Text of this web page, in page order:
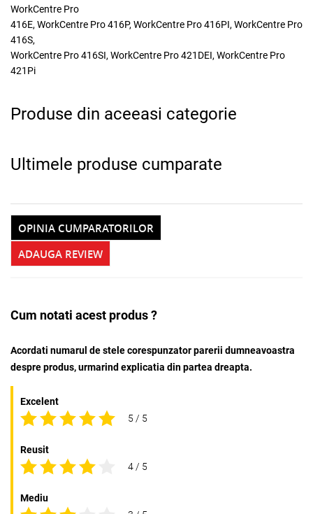
WorkCentre Pro
416E, WorkCentre Pro 416P, WorkCentre Pro 416PI, WorkCentre Pro
416S,
WorkCentre Pro 416SI, WorkCentre Pro 421DEI, WorkCentre Pro
421Pi
Produse din aceeasi categorie
Ultimele produse cumparate
ADAUGA REVIEW
OPINIA CUMPARATORILOR
Cum notati acest produs ?
Acordati numarul de stele corespunzator parerii dumneavoastra
despre produs, urmarind explicatia din partea dreapta.
Excelent
5 / 5
Reusit
4 / 5
Mediu